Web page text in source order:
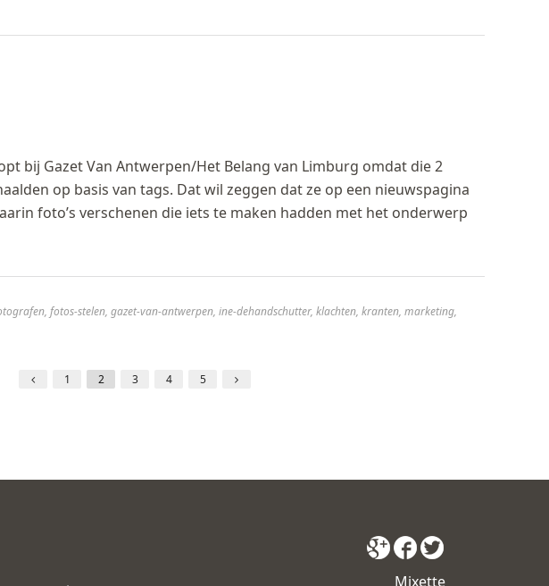
bij Gazet Van Antwerpen/Het Belang van Limburg omdat die 2
op basis van tags. Dat wil zeggen dat ze op een nieuwspagina
foto’s verschenen die iets te maken hadden met het onderwerp
, fotos-stelen, gazet-van-antwerpen, ine-dehandschutter, klachten, kranten, marketing,
1 2 3 4 5
Mixette